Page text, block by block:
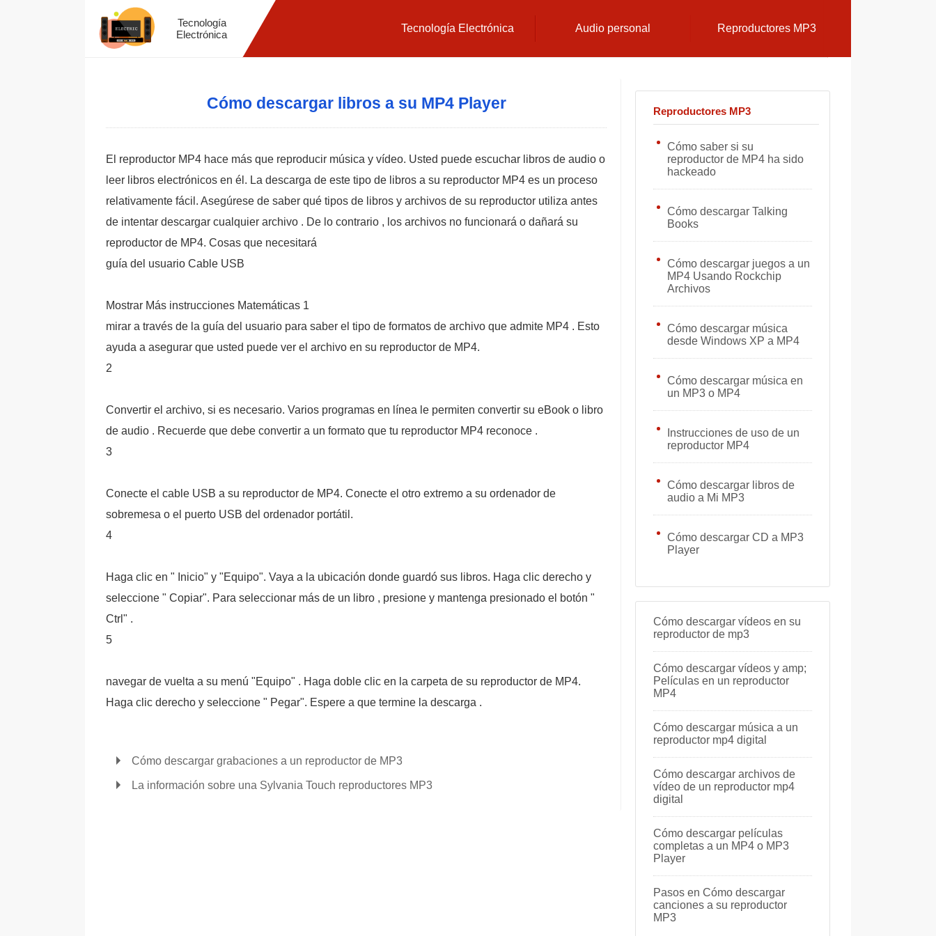
Tecnología
Electrónica
Tecnología Electrónica Audio personal Reproductores MP3
Cómo descargar libros a su MP4 Player
El reproductor MP4 hace más que reproducir música y vídeo. Usted puede escuchar libros de audio o
leer libros electrónicos en él. La descarga de este tipo de libros a su reproductor MP4 es un proceso
relativamente fácil. Asegúrese de saber qué tipos de libros y archivos de su reproductor utiliza antes
de intentar descargar cualquier archivo . De lo contrario , los archivos no funcionará o dañará su
reproductor de MP4. Cosas que necesitará
guía del usuario Cable USB
Mostrar Más instrucciones Matemáticas 1
mirar a través de la guía del usuario para saber el tipo de formatos de archivo que admite MP4 . Esto
ayuda a asegurar que usted puede ver el archivo en su reproductor de MP4.
2
Convertir el archivo, si es necesario. Varios programas en línea le permiten convertir su eBook o libro
de audio . Recuerde que debe convertir a un formato que tu reproductor MP4 reconoce .
3
Conecte el cable USB a su reproductor de MP4. Conecte el otro extremo a su ordenador de
sobremesa o el puerto USB del ordenador portátil.
4
Haga clic en " Inicio" y "Equipo". Vaya a la ubicación donde guardó sus libros. Haga clic derecho y
seleccione " Copiar". Para seleccionar más de un libro , presione y mantenga presionado el botón "
Ctrl" .
5
navegar de vuelta a su menú "Equipo" . Haga doble clic en la carpeta de su reproductor de MP4.
Haga clic derecho y seleccione " Pegar". Espere a que termine la descarga .
Cómo descargar grabaciones a un reproductor de MP3
La información sobre una Sylvania Touch reproductores MP3
Reproductores MP3
Cómo saber si su
reproductor de MP4 ha sido
hackeado
Cómo descargar Talking
Books
Cómo descargar juegos a un
MP4 Usando Rockchip
Archivos
Cómo descargar música
desde Windows XP a MP4
Cómo descargar música en
un MP3 o MP4
Instrucciones de uso de un
reproductor MP4
Cómo descargar libros de
audio a Mi MP3
Cómo descargar CD a MP3
Player
Cómo descargar vídeos en su
reproductor de mp3
Cómo descargar vídeos y amp;
Películas en un reproductor
MP4
Cómo descargar música a un
reproductor mp4 digital
Cómo descargar archivos de
vídeo de un reproductor mp4
digital
Cómo descargar películas
completas a un MP4 o MP3
Player
Pasos en Cómo descargar
canciones a su reproductor
MP3